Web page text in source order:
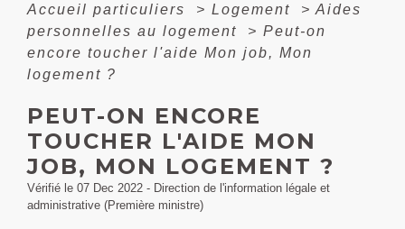
Accueil particuliers > Logement > Aides
personnelles au logement
> Peut-on
encore toucher l'aide Mon job, Mon
logement ?
PEUT-ON ENCORE
TOUCHER L'AIDE MON
JOB, MON LOGEMENT ?
Vérifié le 07 Dec 2022 - Direction de l'information légale et
administrative (Première ministre)